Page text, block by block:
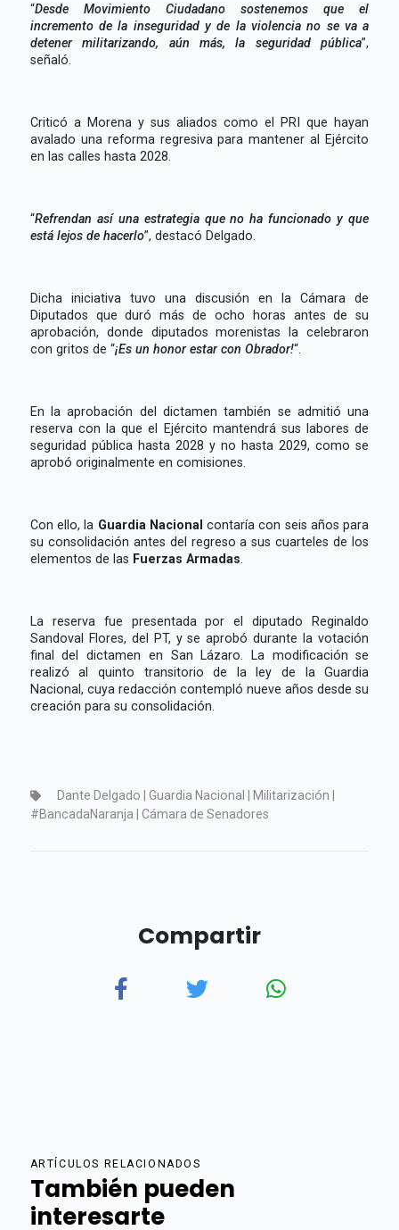
“Desde Movimiento Ciudadano sostenemos que el
incremento de la inseguridad y de la violencia no se va a
detener militarizando, aún más, la seguridad pública”,
señaló.
Criticó a Morena y sus aliados como el PRI que hayan
avalado una reforma regresiva para mantener al Ejército
en las calles hasta 2028.
“Refrendan así una estrategia que no ha funcionado y que
está lejos de hacerlo”, destacó Delgado.
Dicha iniciativa tuvo una discusión en la Cámara de
Diputados que duró más de ocho horas antes de su
aprobación, donde diputados morenistas la celebraron
con gritos de “¡Es un honor estar con Obrador!“.
En la aprobación del dictamen también se admitió una
reserva con la que el Ejército mantendrá sus labores de
seguridad pública hasta 2028 y no hasta 2029, como se
aprobó originalmente en comisiones.
Con ello, la Guardia Nacional contaría con seis años para
su consolidación antes del regreso a sus cuarteles de los
elementos de las Fuerzas Armadas
La reserva fue presentada por el diputado Reginaldo
Sandoval Flores, del PT, y se aprobó durante la votación
final del dictamen en San Lázaro. La modificación se
realizó al quinto transitorio de la ley de la Guardia
Nacional, cuya redacción contempló nueve años desde su
creación para su consolidación.
Dante Delgado | Guardia Nacional | Militarización |
#BancadaNaranja | Cámara de Senadores
Compartir
ARTÍCULOS RELACIONADOS
También pueden
interesarte